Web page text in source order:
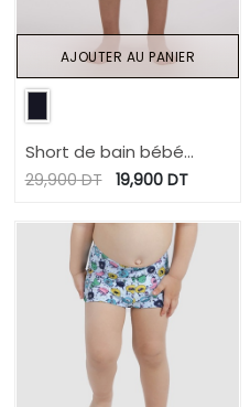
Short de bain bébé
garçon avec cordon
29,900DT 19,900DT
AJOUTER AU PANIER